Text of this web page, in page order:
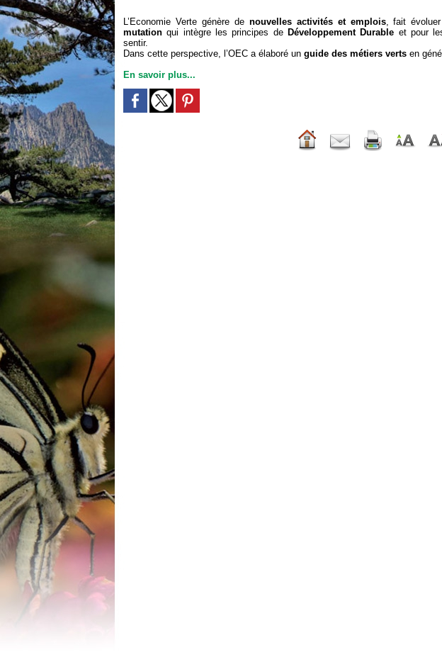
L’Economie Verte génère de nouvelles activités et emplois, fait
mutationqui intègre les principes de Développement Durable et pour
sentir.
Dans cette perspective, l’OEC a élaboré un guide des métiers verts en
En savoir plus...